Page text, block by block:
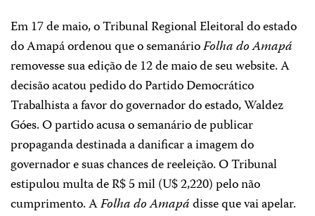
Em 17 de maio, o Tribunal Regional Eleitoral do estado
do Amapá ordenou que o semanárioFolha do Amapá
removesse sua edição de 12 de maio de seu website. A
decisão acatou pedido do Partido Democrático
Trabalhista a favor do governador do estado, Waldez
Góes. O partido acusa o semanário de publicar
propaganda destinada a danificar a imagem do
governador e suas chances de reeleição. O Tribunal
estipulou multa de R$ 5 mil (U$ 2,220) pelo não
cumprimento. AFolha do Amapádisse que vai apelar.